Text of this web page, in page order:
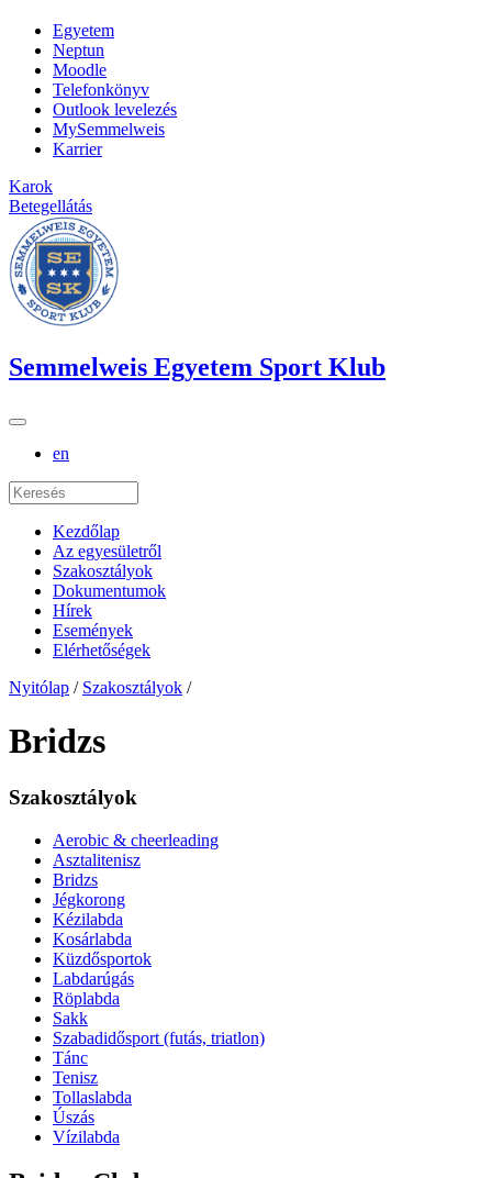
Egyetem
Neptun
Moodle
Telefonkönyv
Outlook levelezés
MySemmelweis
Karrier
Karok
Betegellátás
Semmelweis Egyetem Sport Klub
en
Kezdőlap
Az egyesületről
Szakosztályok
Dokumentumok
Hírek
Események
Elérhetőségek
Nyitólap / Szakosztályok /
Bridzs
Szakosztályok
Aerobic & cheerleading
Asztalitenisz
Bridzs
Jégkorong
Kézilabda
Kosárlabda
Küzdősportok
Labdarúgás
Röplabda
Sakk
Szabadidősport (futás, triatlon)
Tánc
Tenisz
Tollaslabda
Úszás
Vízilabda